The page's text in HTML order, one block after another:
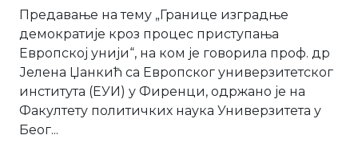
Предавање на тему „Границе изградње
демократије кроз процес приступања
Европској унији“, на ком је говорила проф. др
Јелена Џанкић са Европског универзитетског
института (ЕУИ) у Фиренци, одржано је на
Факултету политичких наука Универзитета у
Беог...